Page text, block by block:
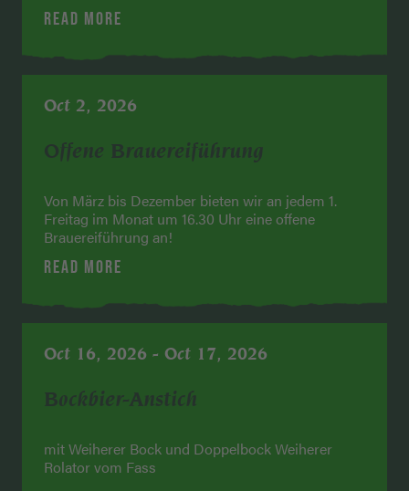
READ MORE
Oct 2, 2026
Offene Brauereiführung
Von März bis Dezember bieten wir an jedem 1.
Freitag im Monat um 16.30 Uhr eine offene
Brauereiführung an!
READ MORE
Oct 16, 2026 - Oct 17, 2026
Bockbier-Anstich
mit Weiherer Bock und Doppelbock Weiherer
Rolator vom Fass